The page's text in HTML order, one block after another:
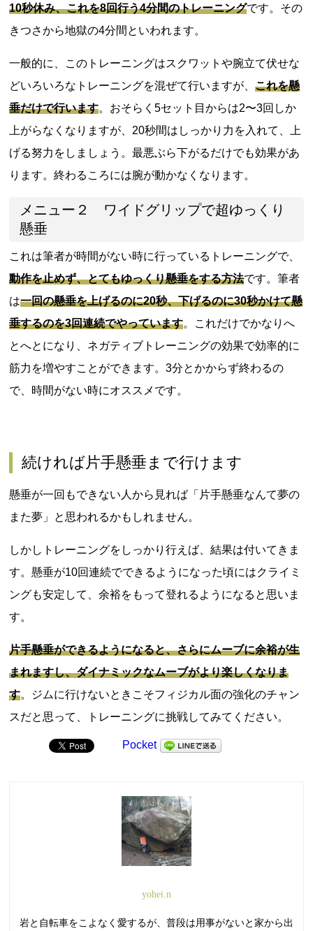
10秒休み、これを8回行う4分間のトレーニングです。その
きつさから地獄の4分間といわれます。
一般的に、このトレーニングはスクワットや腕立て伏せな
どいろいろなトレーニングを混ぜて行いますが、これを懸
垂だけで行います。おそらく5セット目からは2〜3回しか
上がらなくなりますが、20秒間はしっかり力を入れて、上
げる努力をしましょう。最悪ぶら下がるだけでも効果があ
ります。終わるころには腕が動かなくなります。
メニュー２ ワイドグリップで超ゆっくり
懸垂
これは筆者が時間がない時に行っているトレーニングで、
動作を止めず、とてもゆっくり懸垂をする方法です。筆者
は一回の懸垂を上げるのに20秒、下げるのに30秒かけて懸
垂するのを3回連続でやっています。これだけでかなりへ
とへとになり、ネガティブトレーニングの効果で効率的に
筋力を増やすことができます。3分とかからず終わるの
で、時間がない時にオススメです。
続ければ片手懸垂まで行けます
懸垂が一回もできない人から見れば「片手懸垂なんて夢の
また夢」と思われるかもしれません。
しかしトレーニングをしっかり行えば、結果は付いてきま
す。懸垂が10回連続でできるようになった頃にはクライミ
ングも安定して、余裕をもって登れるようになると思いま
す。
片手懸垂ができるようになると、さらにムーブに余裕が生
まれますし、ダイナミックなムーブがより楽しくなりま
す。ジムに行けないときこそフィジカル面の強化のチャン
スだと思って、トレーニングに挑戦してみてください。
Pocket
yohei.n
岩と自転車をこよなく愛するが、普段は用事がないと家から出